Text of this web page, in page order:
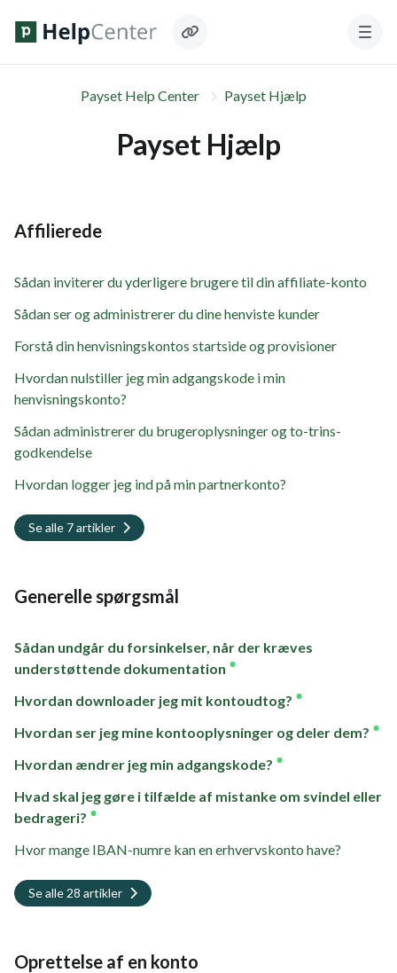
Payset Help Center Payset Hjælp
Payset Hjælp
Affilierede
Sådan inviterer du yderligere brugere til din affiliate-konto
Sådan ser og administrerer du dine henviste kunder
Forstå din henvisningskontos startside og provisioner
Hvordan nulstiller jeg min adgangskode i min
henvisningskonto?
Sådan administrerer du brugeroplysninger og to-trins-
godkendelse
Hvordan logger jeg ind på min partnerkonto?
Se alle 7 artikler
Generelle spørgsmål
Sådan undgår du forsinkelser, når der kræves
understøttende dokumentation
Hvordan downloader jeg mit kontoudtog?
Hvordan ser jeg mine kontooplysninger og deler dem?
Hvordan ændrer jeg min adgangskode?
Hvad skal jeg gøre i tilfælde af mistanke om svindel eller
bedrageri?
Hvor mange IBAN-numre kan en erhvervskonto have?
Se alle 28 artikler
Oprettelse af en konto